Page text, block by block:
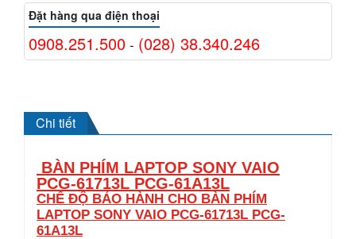
Đặt hàng qua điện thoại
0908.251.500 - (028) 38.340.246
Chi tiết
BÀN PHÍM LAPTOP SONY VAIO
PCG-61713L PCG-61A13L
CHẾ ĐỘ BẢO HÀNH CHO BÀN PHÍM
LAPTOP SONY VAIO PCG-61713L PCG-
61A13L